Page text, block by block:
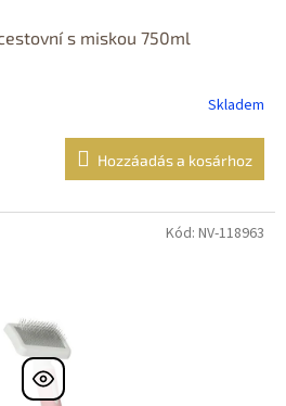
s miskou 750ml
Skladem
Hozzáadás a kosárhoz
Kód: NV-118963